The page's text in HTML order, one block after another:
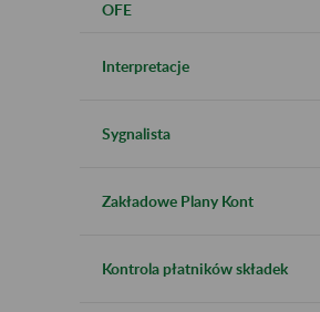
OFE
Interpretacje
Sygnalista
Zakładowe Plany Kont
Kontrola płatników składek